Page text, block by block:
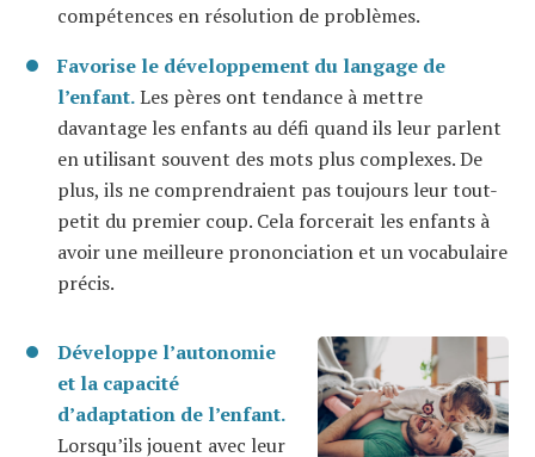
compétences en résolution de problèmes.
Favorise le développement du langage de
l’enfant.Les pères ont tendance à mettre
davantage les enfants au défi quand ils leur parlent
en utilisant souvent des mots plus complexes. De
plus, ils ne comprendraient pas toujours leur tout-
petit du premier coup. Cela forcerait les enfants à
avoir une meilleure prononciation et un vocabulaire
précis.
Développe l’autonomie
et la capacité
d’adaptation de l’enfant.
Lorsqu’ils jouent avec leur